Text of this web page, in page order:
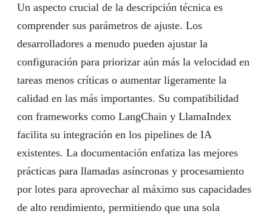
Un aspecto crucial de la descripción técnica es
comprender sus parámetros de ajuste. Los
desarrolladores a menudo pueden ajustar la
configuración para priorizar aún más la velocidad en
tareas menos críticas o aumentar ligeramente la
calidad en las más importantes. Su compatibilidad
con frameworks como LangChain y LlamaIndex
facilita su integración en los pipelines de IA
existentes. La documentación enfatiza las mejores
prácticas para llamadas asíncronas y procesamiento
por lotes para aprovechar al máximo sus capacidades
de alto rendimiento, permitiendo que una sola